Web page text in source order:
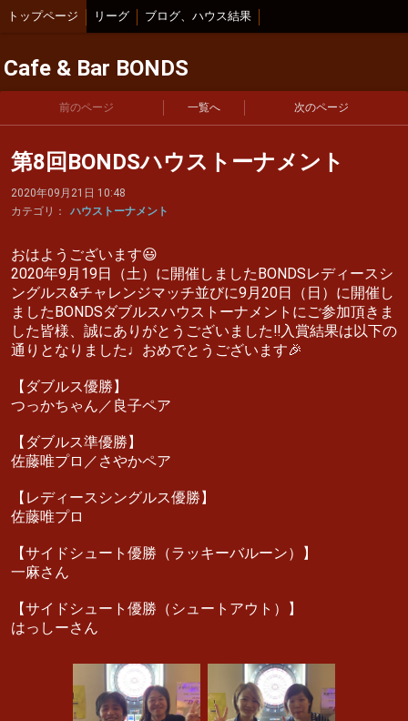
トップページ リーグ ブログ、ハウス結果
Cafe & Bar BONDS
前のページ 一覧へ 次のページ
第8回BONDSハウストーナメント
2020年09月21日 10:48
カテゴリ：
ハウストーナメント
おはようございます😃
2020年9月19日（土）に開催しましたBONDSレディースシ
ングルス&チャレンジマッチ並びに9月20日（日）に開催し
ましたBONDSダブルスハウストーナメントにご参加頂きま
した皆様、誠にありがとうございました‼️入賞結果は以下の
通りとなりました♩おめでとうございます🎉
【ダブルス優勝】
つっかちゃん／良子ペア
【ダブルス準優勝】
佐藤唯プロ／さやかペア
【レディースシングルス優勝】
佐藤唯プロ
【サイドシュート優勝（ラッキーバルーン）】
一麻さん
【サイドシュート優勝（シュートアウト）】
はっしーさん